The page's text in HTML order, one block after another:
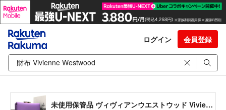
ログイン 会員登録
未使用保管品 ヴィヴィアンウエストウッド Vivienne Westwood 三つ折り財布 コンパクトウォレット がま口 オーブ パープル 紫 レザー 本革 箱付 ボーナス 夏休み 帰省 サマーギフト 敬老の日 ご褒美